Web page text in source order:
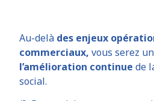
Au-delà des enjeux
commerciaux, vous serez
l’amélioration continue de
social.